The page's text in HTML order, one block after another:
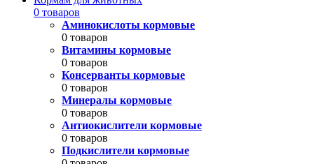
0 товаров
Аминокислоты кормовые
0 товаров
Витамины кормовые
0 товаров
Консерванты кормовые
0 товаров
Минералы кормовые
0 товаров
Антиокислители кормовые
0 товаров
Подкислители кормовые